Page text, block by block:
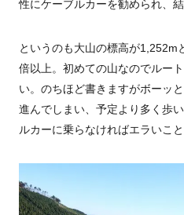
性にケーブルカーを勧められ、結
というのも大山の標高が1,252m
倍以上。初めての山なのでルー
い。のちほど書きますがボーッ
進んでしまい、予定より多く歩
ルカーに乗らなければエラいこと